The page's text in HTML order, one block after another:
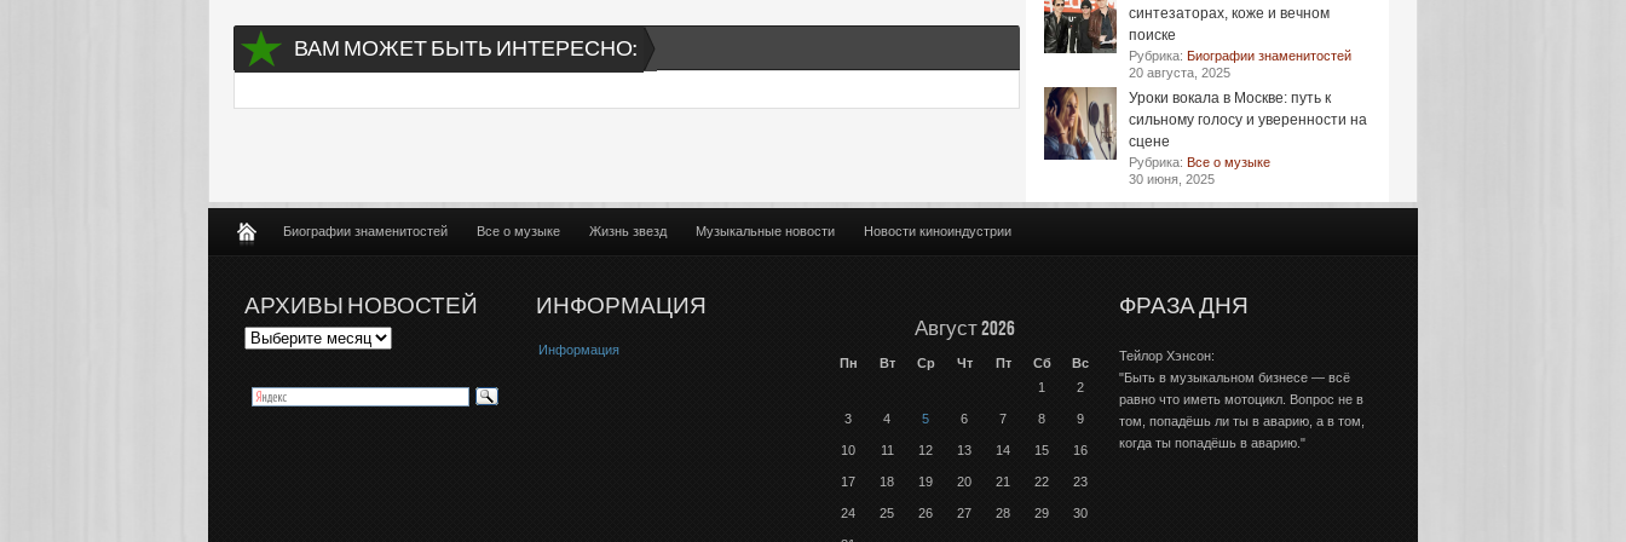
ВАМ МОЖЕТ БЫТЬ ИНТЕРЕСНО:
синтезаторах, коже и вечном
поиске
Рубрика: Биографии знаменитостей
20 августа, 2025
Уроки вокала в Москве: путь к
сильному голосу и уверенности на
сцене
Рубрика: Все о музыке
30 июня, 2025
Биографии знаменитостей Все о музыке Жизнь звезд Музыкальные новости Новости киноиндустрии
АРХИВЫ НОВОСТЕЙ ИНФОРМАЦИЯ
Информация
Август 2026
Пн Вт Ср Чт Пт Сб
Вс
1
2
3 4 5 6 7 8 9
10 11 12 13 14 15 16
17 18 19 20 21 22 23
24 25 26 27 28 29 30
ФРАЗА ДНЯ
Тейлор Хэнсон:
"Быть в музыкальном бизнесе — всё
равно что иметь мотоцикл. Вопрос не в
том, попадёшь ли ты в аварию, а в том,
когда ты попадёшь в аварию."